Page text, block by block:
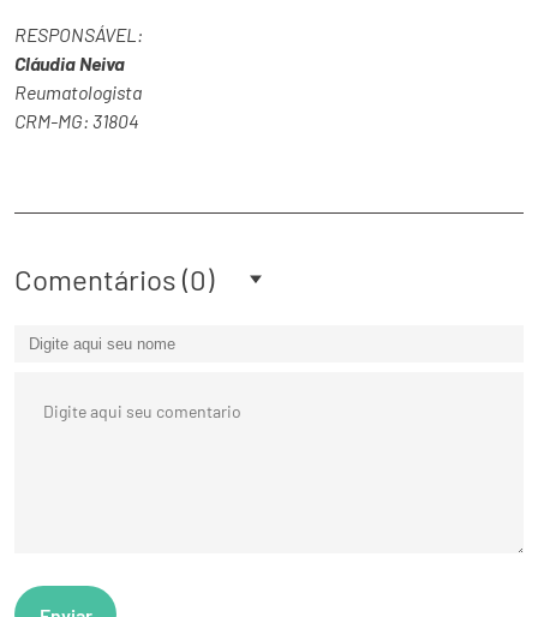
RESPONSÁVEL:
Cláudia Neiva
Reumatologista
CRM-MG: 31804
Comentários (0)